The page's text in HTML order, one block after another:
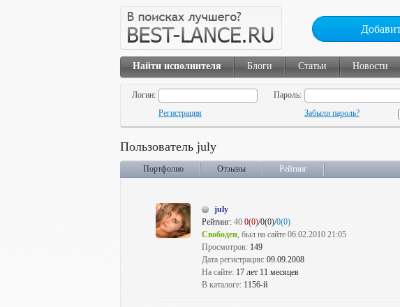
Найти исполнителя Блоги Статьи Новости
Логин:
Пароль:
Регистрация
Забыли пароль?
Пользователь july
Портфолио Отзывы Рейтинг
july
Рейтинг: 40 0(0)/0(0)/0(0)
Свободен, был на сайте 06.02.2010 21:05
Просмотров: 149
Дата регистрации: 09.09.2008
На сайте: 17 лет 11 месяцев
В каталоге: 1156-й